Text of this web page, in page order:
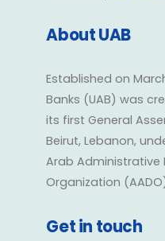
About UAB
Established on
Banks (UAB) was
its first General
Beirut, Lebanon,
Arab Administrative
Organization
Get in touch